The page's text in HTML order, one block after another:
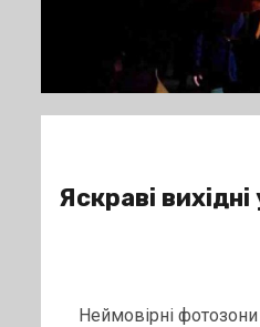
Яскраві
Неймовірні фотозони